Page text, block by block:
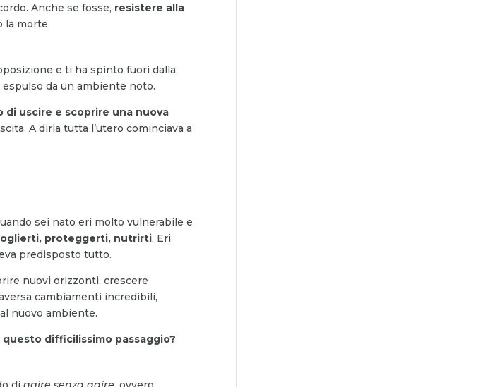
Anche se fosse, resistere alla
la morte.
e ti ha spinto fuori dalla
da un ambiente noto.
uscire e scoprire una nuova
A dirla tutta l’utero cominciava a
sei nato eri molto vulnerabile e
proteggerti, nutrirti. Eri
predisposto tutto.
nuovi orizzonti, crescere
cambiamenti incredibili,
nuovo ambiente.
difficilissimo passaggio?